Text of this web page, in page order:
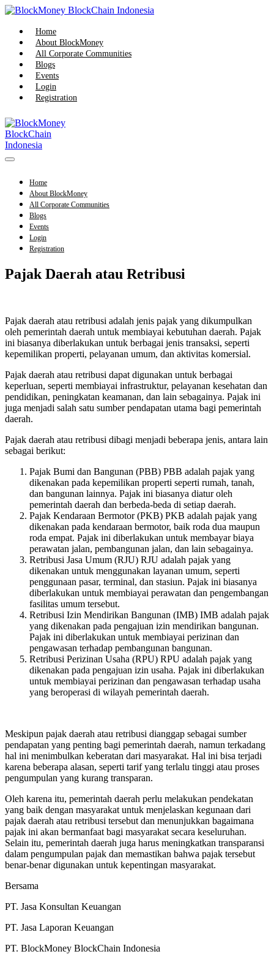
Skip
content
Home
About BlockMoney
All Corporate Communities
Blogs
Events
Login
Registration
Menu
Home
About BlockMoney
All Corporate Communities
Blogs
Events
Login
Registration
Pajak Daerah atau Retribusi
Pajak daerah atau retribusi adalah jenis pajak yang dikumpulkan
oleh pemerintah daerah untuk membiayai kebutuhan daerah. Pajak
ini biasanya diberlakukan untuk berbagai jenis transaksi, seperti
kepemilikan properti, pelayanan umum, dan aktivitas komersial.
Pajak daerah atau retribusi dapat digunakan untuk berbagai
keperluan, seperti membiayai infrastruktur, pelayanan kesehatan dan
pendidikan, peningkatan keamanan, dan lain sebagainya. Pajak ini
juga menjadi salah satu sumber pendapatan utama bagi pemerintah
daerah.
Pajak daerah atau retribusi dibagi menjadi beberapa jenis, antara lain
sebagai berikut:
Pajak Bumi dan Bangunan (PBB) PBB adalah pajak yang
dikenakan pada kepemilikan properti seperti rumah, tanah,
dan bangunan lainnya. Pajak ini biasanya diatur oleh
pemerintah daerah dan berbeda-beda di setiap daerah.
Pajak Kendaraan Bermotor (PKB) PKB adalah pajak yang
dikenakan pada kendaraan bermotor, baik roda dua maupun
roda empat. Pajak ini diberlakukan untuk membayar biaya
perawatan jalan, pembangunan jalan, dan lain sebagainya.
Retribusi Jasa Umum (RJU) RJU adalah pajak yang
dikenakan untuk menggunakan layanan umum, seperti
penggunaan pasar, terminal, dan stasiun. Pajak ini biasanya
diberlakukan untuk membiayai perawatan dan pengembangan
fasilitas umum tersebut.
Retribusi Izin Mendirikan Bangunan (IMB) IMB adalah pajak
yang dikenakan pada pengajuan izin mendirikan bangunan.
Pajak ini diberlakukan untuk membiayai perizinan dan
pengawasan terhadap pembangunan bangunan.
Retribusi Perizinan Usaha (RPU) RPU adalah pajak yang
dikenakan pada pengajuan izin usaha. Pajak ini diberlakukan
untuk membiayai perizinan dan pengawasan terhadap usaha
yang beroperasi di wilayah pemerintah daerah.
Meskipun pajak daerah atau retribusi dianggap sebagai sumber
pendapatan yang penting bagi pemerintah daerah, namun terkadang
hal ini menimbulkan keberatan dari masyarakat. Hal ini bisa terjadi
karena beberapa alasan, seperti tarif yang terlalu tinggi atau proses
pengumpulan yang kurang transparan.
Oleh karena itu, pemerintah daerah perlu melakukan pendekatan
yang baik dengan masyarakat untuk menjelaskan kegunaan dari
pajak daerah atau retribusi tersebut dan menunjukkan bagaimana
pajak ini akan bermanfaat bagi masyarakat secara keseluruhan.
Selain itu, pemerintah daerah juga harus meningkatkan transparansi
dalam pengumpulan pajak dan memastikan bahwa pajak tersebut
benar-benar digunakan untuk kepentingan masyarakat.
Bersama
PT. Jasa Konsultan Keuangan
PT. Jasa Laporan Keuangan
PT. BlockMoney BlockChain Indonesia